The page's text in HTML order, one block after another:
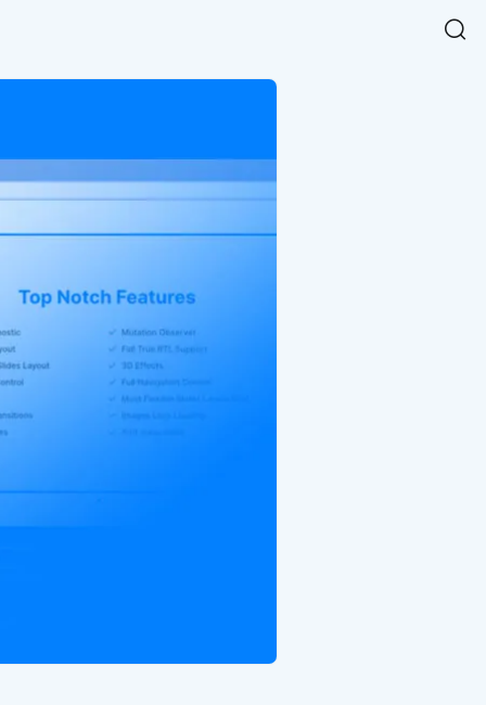
요한 사이즈를 확인해보세요.
읽어보세요.
를 빠르게 찾아보세요.
입니다.
Designbase Design System NEW
디자인베이스 UI 디자인 시스템을 기반으로, 실무에 바로 활용할